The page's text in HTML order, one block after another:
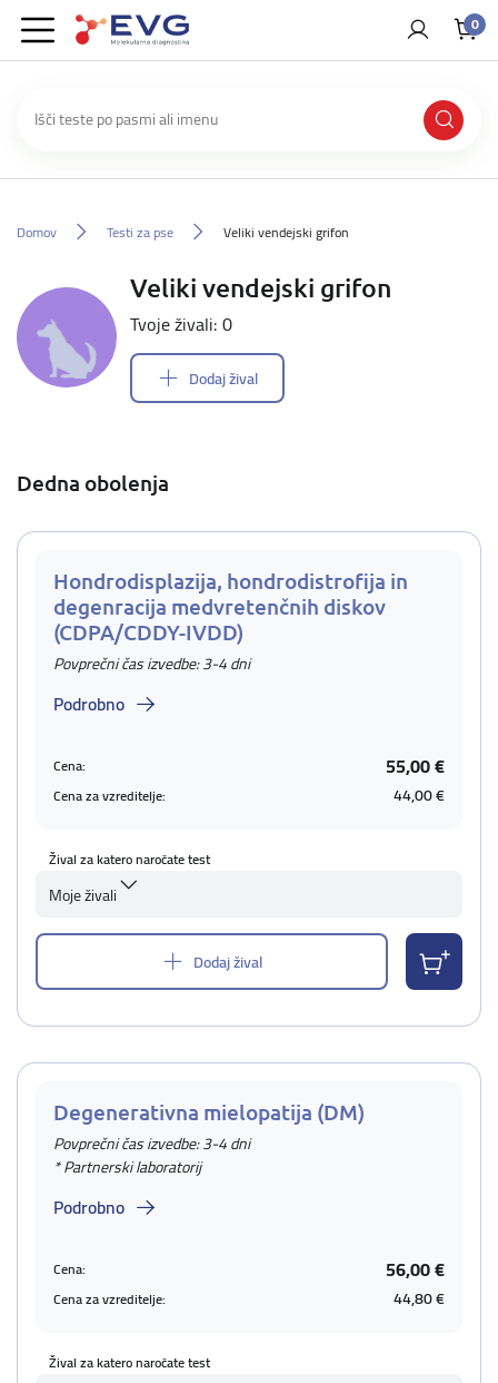
0
Domov Testi za pse Veliki vendejski grifon
Veliki vendejski grifon
Tvoje živali: 0
Dodaj žival
Dedna obolenja
Hondrodisplazija, hondrodistrofija in
degenracija medvretenčnih diskov
(CDPA/CDDY-IVDD)
Povprečni čas izvedbe: 3-4 dni
Podrobno
Cena: 55,00 €
Cena za vzreditelje: 44,00 €
Žival za katero naročate test
Moje živali
Dodaj žival
Degenerativna mielopatija (DM)
Povprečni čas izvedbe: 3-4 dni
* Partnerski laboratorij
Podrobno
Cena: 56,00 €
Cena za vzreditelje: 44,80 €
Žival za katero naročate test